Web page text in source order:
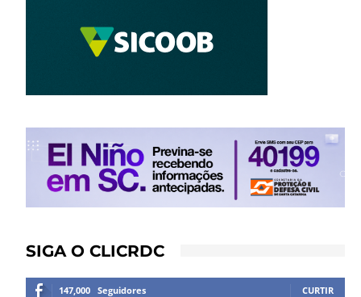
SIGA O CLICRDC
147,000 Seguidores CURTIR